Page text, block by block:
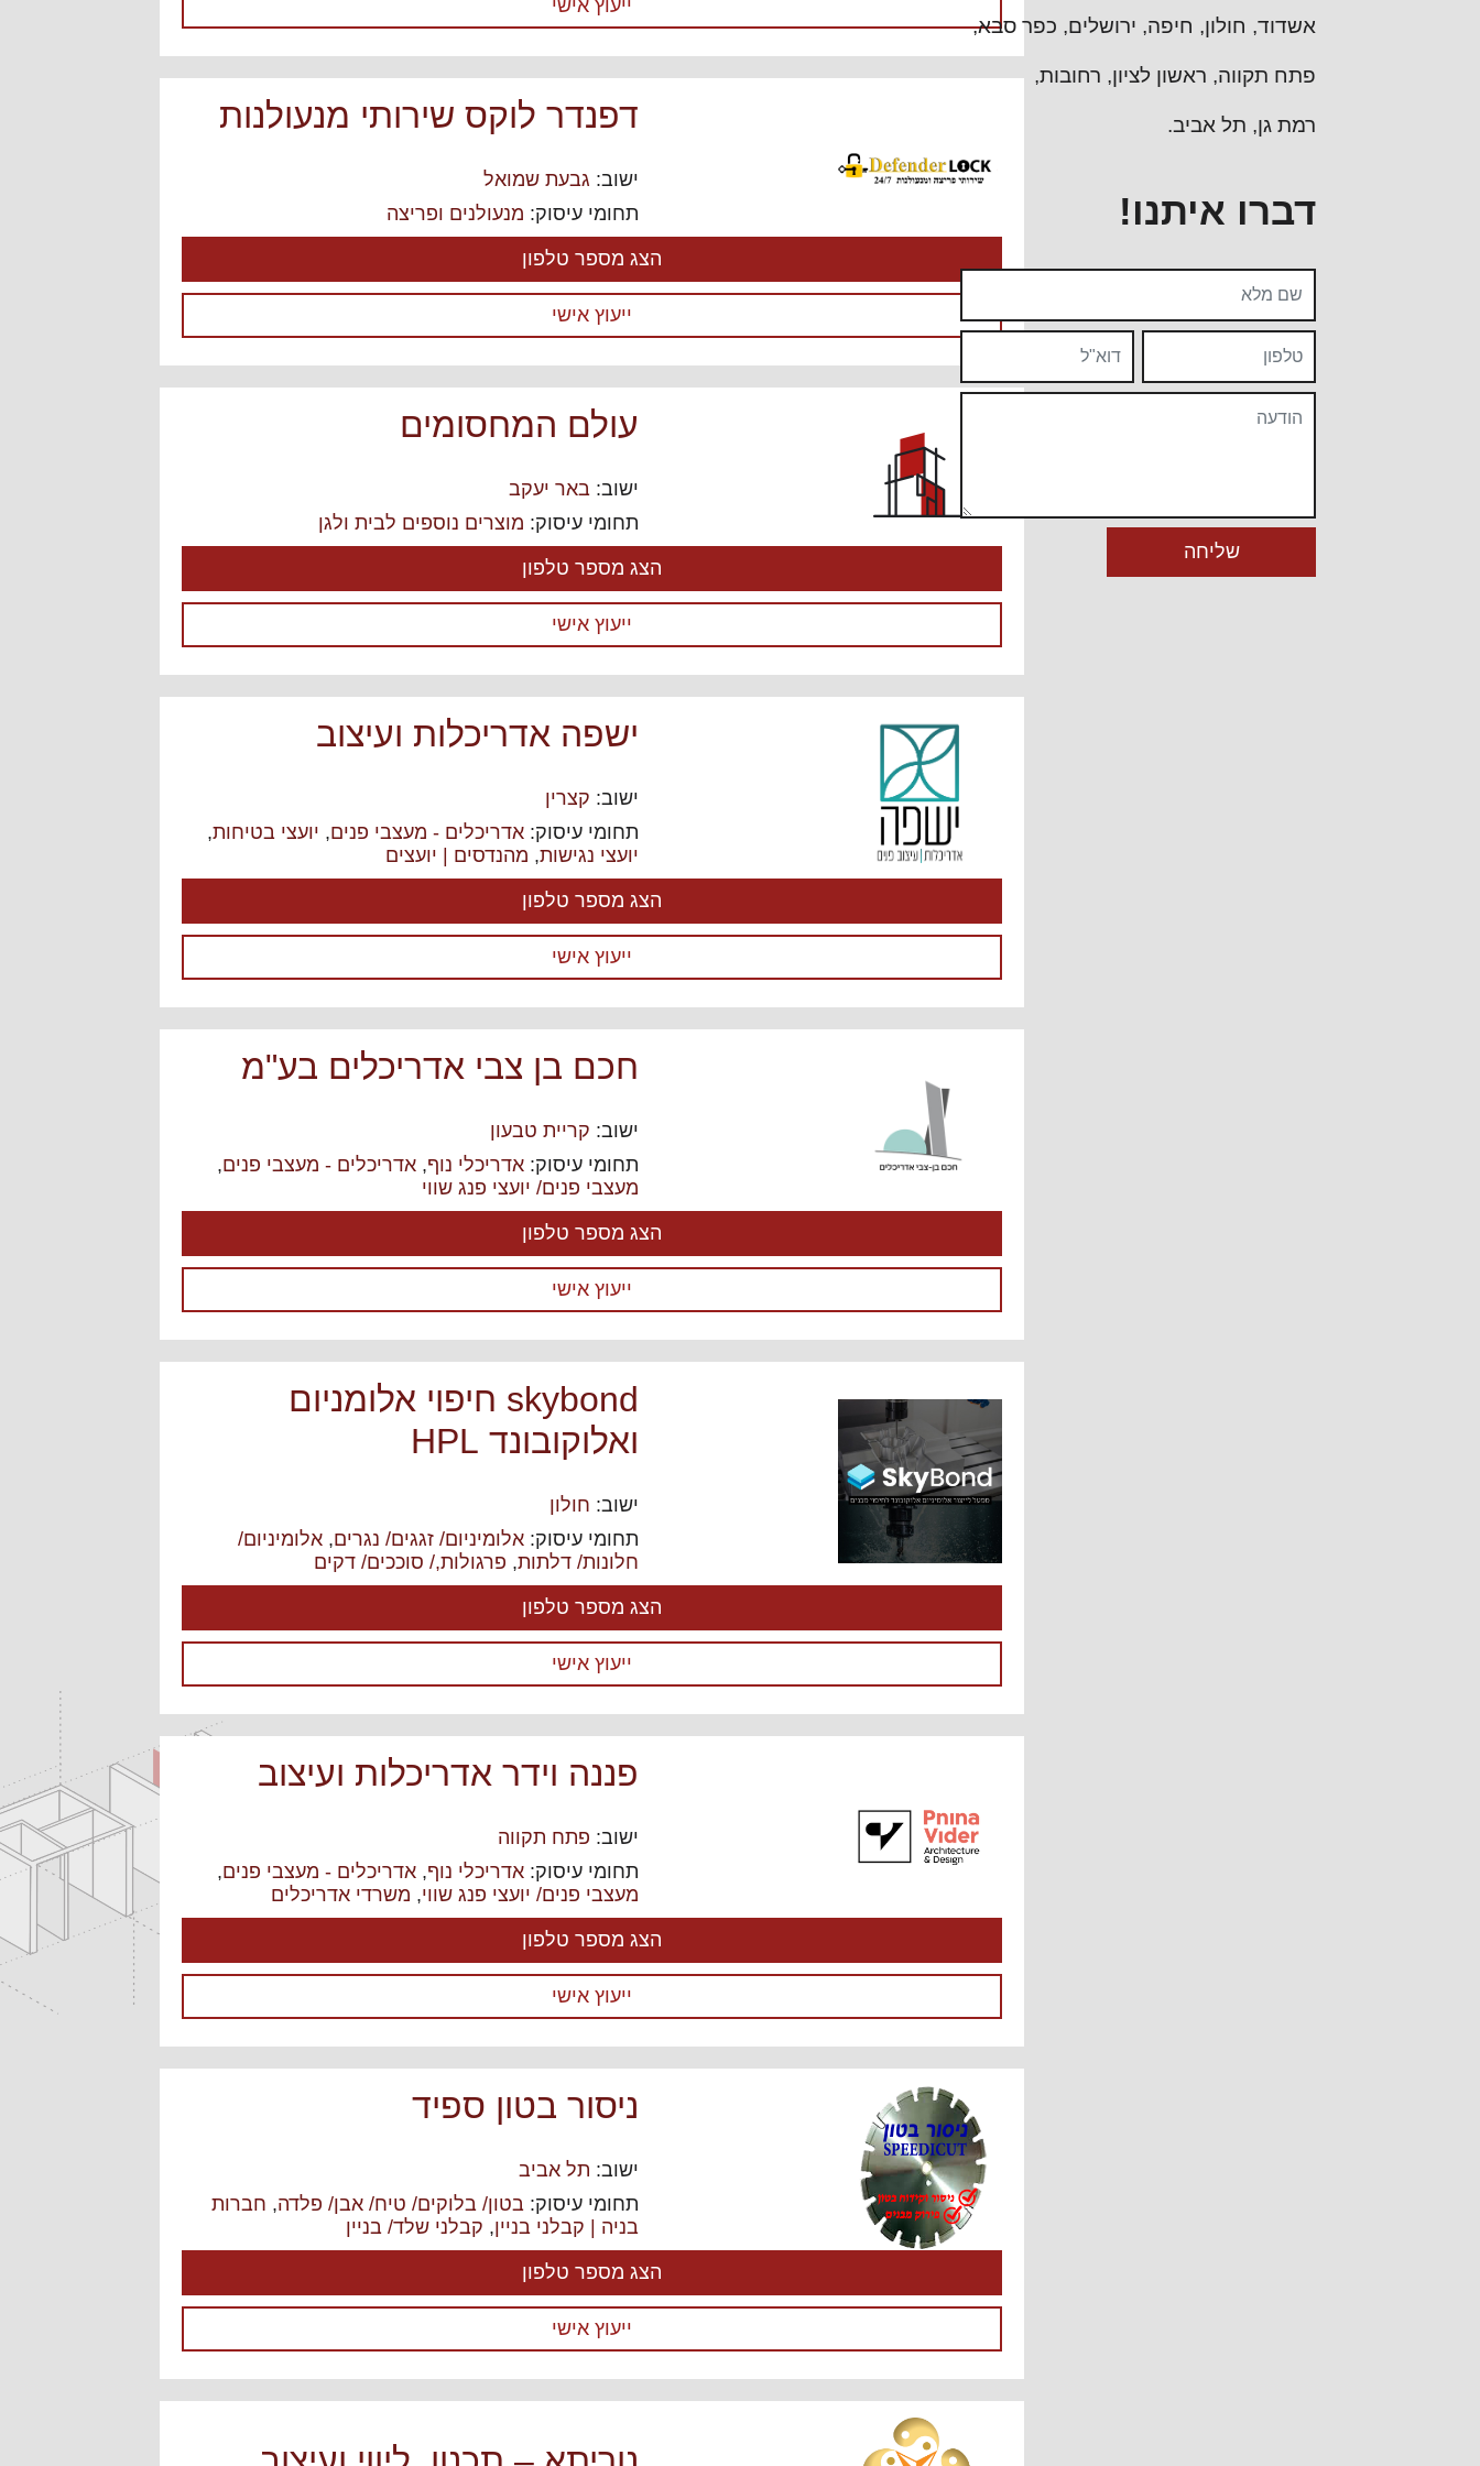
אשדוד חולון חיפה ירושלים כפר סבא
פתח תקווה ראשון לציון רחובות
רמת גן תל אביב
דברו איתנו!
ייעוץ אישי
דפנדר לוקס שירותי מנעולנות
ישוב: גבעת שמואל
תחומי עיסוק: מנעולנים ופריצה
הצג מספר טלפון
ייעוץ אישי
עולם המחסומים
ישוב: באר יעקב
תחומי עיסוק: מוצרים נוספים לבית ולגן
הצג מספר טלפון
ייעוץ אישי
ישפה אדריכלות ועיצוב
ישוב: קצרין
תחומי עיסוק:אדריכלים - מעצבי פנים, יועצי בטיחות,
יועצי נגישות, מהנדסים | יועצים
הצג מספר טלפון
ייעוץ אישי
חכם בן צבי אדריכלים בע"מ
ישוב: קריית טבעון
תחומי עיסוק:אדריכלי נוף,אדריכלים - מעצבי פנים,
מעצבי פנים/ יועצי פנג שווי
הצג מספר טלפון
ייעוץ אישי
skybond חיפוי אלומניום
ואלוקובונד HPL
ישוב: חולון
תחומי עיסוק:אלומיניום/ זגגים/ נגרים,אלומיניום/
חלונות/ דלתות, פרגולות,/ סוככים/ דקים
הצג מספר טלפון
ייעוץ אישי
פננה וידר אדריכלות ועיצוב
ישוב: פתח תקווה
תחומי עיסוק:אדריכלי נוף,אדריכלים - מעצבי פנים,
מעצבי פנים/ יועצי פנג שווי, משרדי אדריכלים
הצג מספר טלפון
ייעוץ אישי
ניסור בטון ספיד
ישוב: תל אביב
תחומי עיסוק: בטון/ בלוקים/ טיח/ אבן/ פלדה, חברות
בניה | קבלני בניין, קבלני שלד/ בניין
הצג מספר טלפון
ייעוץ אישי